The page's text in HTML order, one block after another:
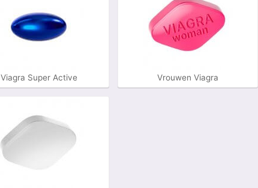
Viagra Super Active Vrouwen Viagra